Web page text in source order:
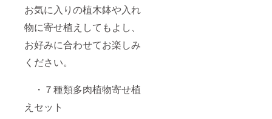
お気に入りの植木鉢や入れ
物に寄せ植えしてもよし、
お好みに合わせてお楽しみ
ください。
・７種類多肉植物寄せ植
えセット